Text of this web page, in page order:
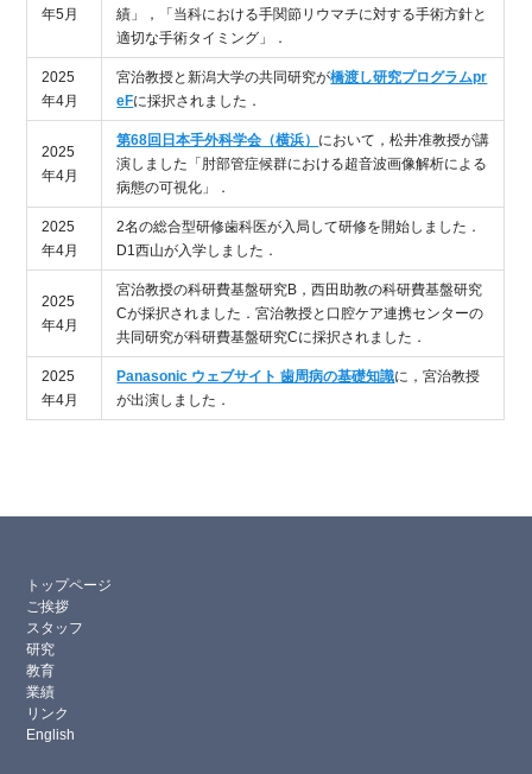
年5月
績」，「当科における手関節リウマチに対する手術方針と
適切な手術タイミング」．
2025
年4月
宮治教授と新潟大学の共同研究が橋渡し研究プログラムpr
eFに採択されました．
2025
年4月
第68回日本手外科学会（横浜） において，松井准教授が講
演しました「肘部管症候群における超音波画像解析による
病態の可視化」．
2025
年4月
2名の総合型研修歯科医が入局して研修を開始しました．
D1西山が入学しました．
2025
年4月
宮治教授の科研費基盤研究B，西田助教の科研費基盤研究
Cが採択されました．宮治教授と口腔ケア連携センターの
共同研究が科研費基盤研究Cに採択されました．
2025
年4月
Panasonic ウェブサイト 歯周病の基礎知識に，宮治教授
が出演しました．
トップページ
ご挨拶
スタッフ
研究
教育
業績
リンク
English